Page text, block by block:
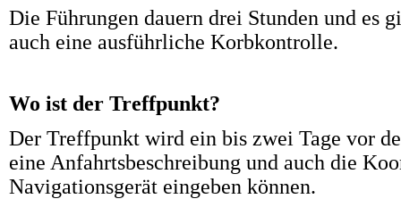
Die Führungen dauern drei Stunden und es
auch eine ausführliche Korbkontrolle.
Wo ist der Treffpunkt?
Der Treffpunkt wird ein bis zwei Tage vor
eine Anfahrtsbeschreibung und auch die
Navigationsgerät eingeben können.